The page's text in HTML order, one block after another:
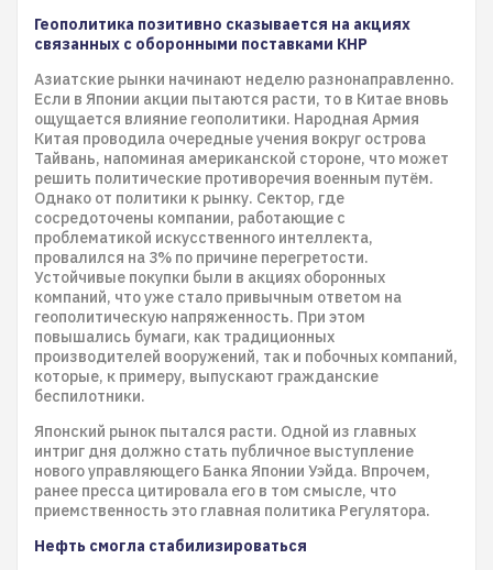
Геополитика позитивно сказывается на акциях
связанных с оборонными поставками КНР
Азиатские рынки начинают неделю разнонаправленно.
Если в Японии акции пытаются расти, то в Китае вновь
ощущается влияние геополитики. Народная Армия
Китая проводила очередные учения вокруг острова
Тайвань, напоминая американской стороне, что может
решить политические противоречия военным путём.
Однако от политики к рынку. Сектор, где
сосредоточены компании, работающие с
проблематикой искусственного интеллекта,
провалился на 3% по причине перегретости.
Устойчивые покупки были в акциях оборонных
компаний, что уже стало привычным ответом на
геополитическую напряженность. При этом
повышались бумаги, как традиционных
производителей вооружений, так и побочных компаний,
которые, к примеру, выпускают гражданские
беспилотники.
Японский рынок пытался расти. Одной из главных
интриг дня должно стать публичное выступление
нового управляющего Банка Японии Уэйда. Впрочем,
ранее пресса цитировала его в том смысле, что
приемственность это главная политика Регулятора.
Нефть смогла стабилизироваться